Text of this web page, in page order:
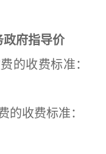
府指导价
收费标准：
收费标准：